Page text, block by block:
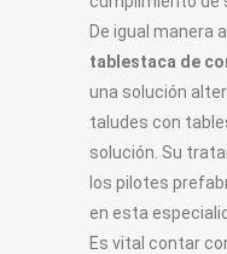
De igual manera
tablestaca de
una solución
taludes con
solución. Su
los pilotes
en esta
Es vital contar